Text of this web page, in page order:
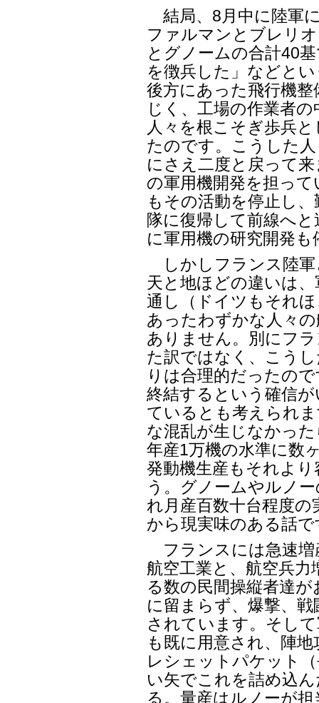
結局、8月中に陸軍
ファルマンとブレリ
とグノームの合計40
を徴兵した」などと
後方にあった飛行機
じく、工場の作業者
人々を根こそぎ歩兵
たのです。こうした
にさえ二度と戻って
の軍用機開発を担っ
もその活動を停止し
隊に復帰して前線へ
に軍用機の研究開発
しかしフランス陸軍
天と地ほどの違いは
通し（ドイツもそれ
あったわずかな人々
ありません。別にフ
た訳ではなく、こう
りは合理的だったの
終結するという確信
ているとも考えられ
な混乱が生じなかっ
年産1万機の水準に数
発動機生産もそれよ
う。グノームやルノ
れ月産百数十台程度
から現実味のある話で
フランスには急速増
航空工業と、航空兵
る数の民間操縦者達
に留まらず、爆撃、
されています。そし
も既に用意され、陣
レシェットパケット
い矢でこれを詰め込
る。量産はルノーが